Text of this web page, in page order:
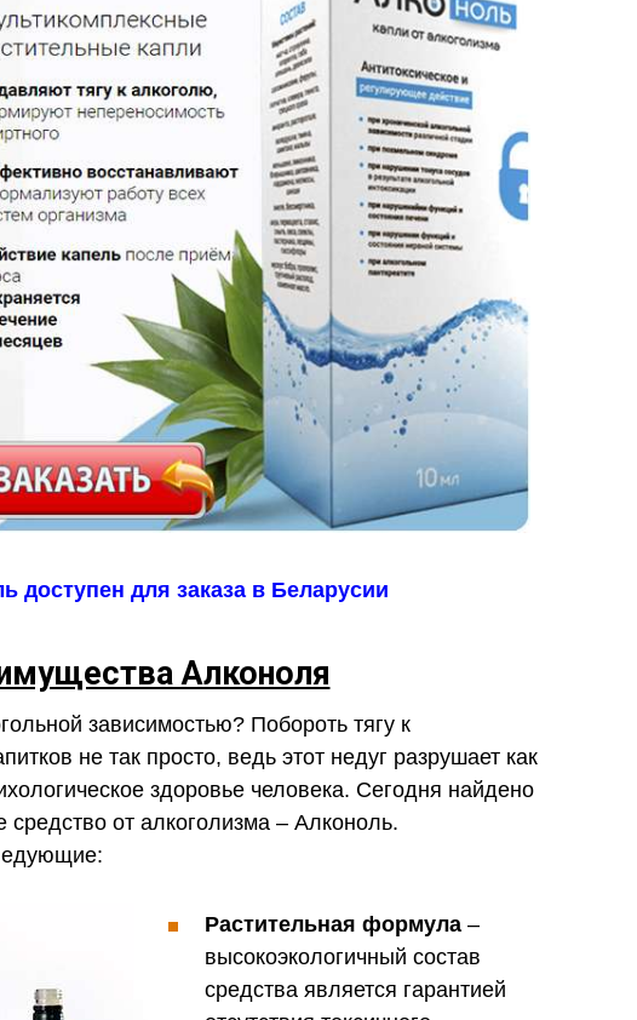
доступен для заказа в Беларусии
Алконоля
зависимостью? Побороть тягу к
не так просто, ведь этот недуг разрушает как
здоровье человека. Сегодня найдено
от алкоголизма – Алконоль.
Растительная формула –
высокоэкологичный состав
средства является гарантией